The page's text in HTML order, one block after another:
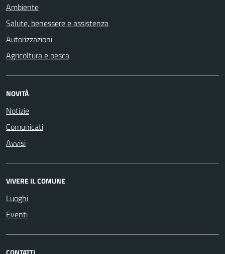
Ambiente
Salute, benessere e assistenza
Autorizzazioni
Agricoltura e pesca
NOVITÀ
Notizie
Comunicati
Avvisi
VIVERE IL COMUNE
Luoghi
Eventi